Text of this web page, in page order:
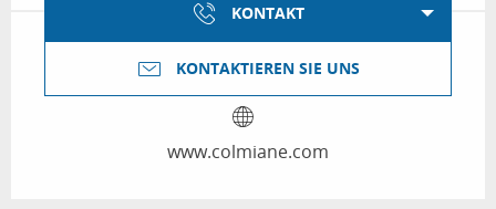
KONTAKT
KONTAKTIEREN SIE UNS
www.colmiane.com